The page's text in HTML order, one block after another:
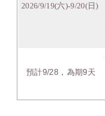
2026/9/19(六)-9/20(日)
預計9/28，為期9天